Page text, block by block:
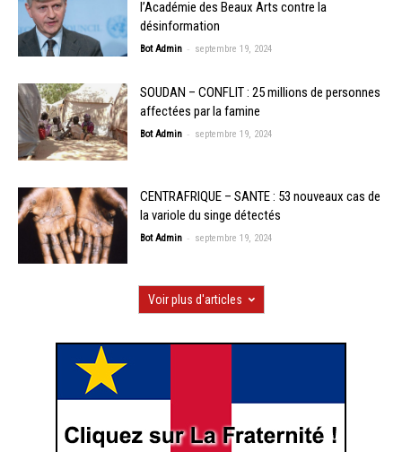
l’Académie des Beaux Arts contre la
désinformation
Bot Admin - septembre 19, 2024
SOUDAN – CONFLIT : 25 millions de personnes
affectées par la famine
Bot Admin - septembre 19, 2024
CENTRAFRIQUE – SANTE : 53 nouveaux cas de
la variole du singe détectés
Bot Admin - septembre 19, 2024
Voir plus d'articles